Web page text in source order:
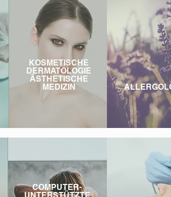
KOSMETISCHE
DERMATOLOGIE
ÄSTHETISCHE
MEDIZIN
COMPUTER-